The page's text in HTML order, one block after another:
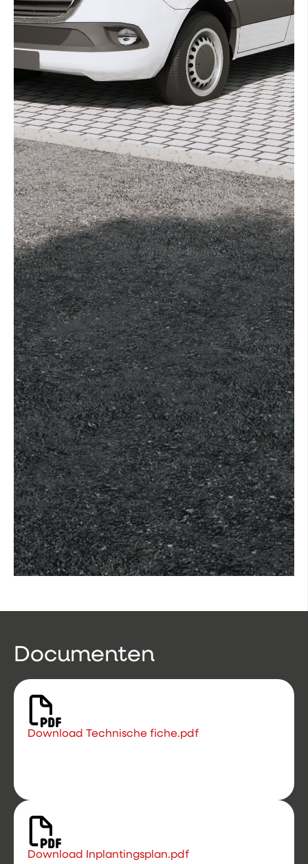
Documenten
Download Technische fiche.pdf
Download Inplantingsplan.pdf